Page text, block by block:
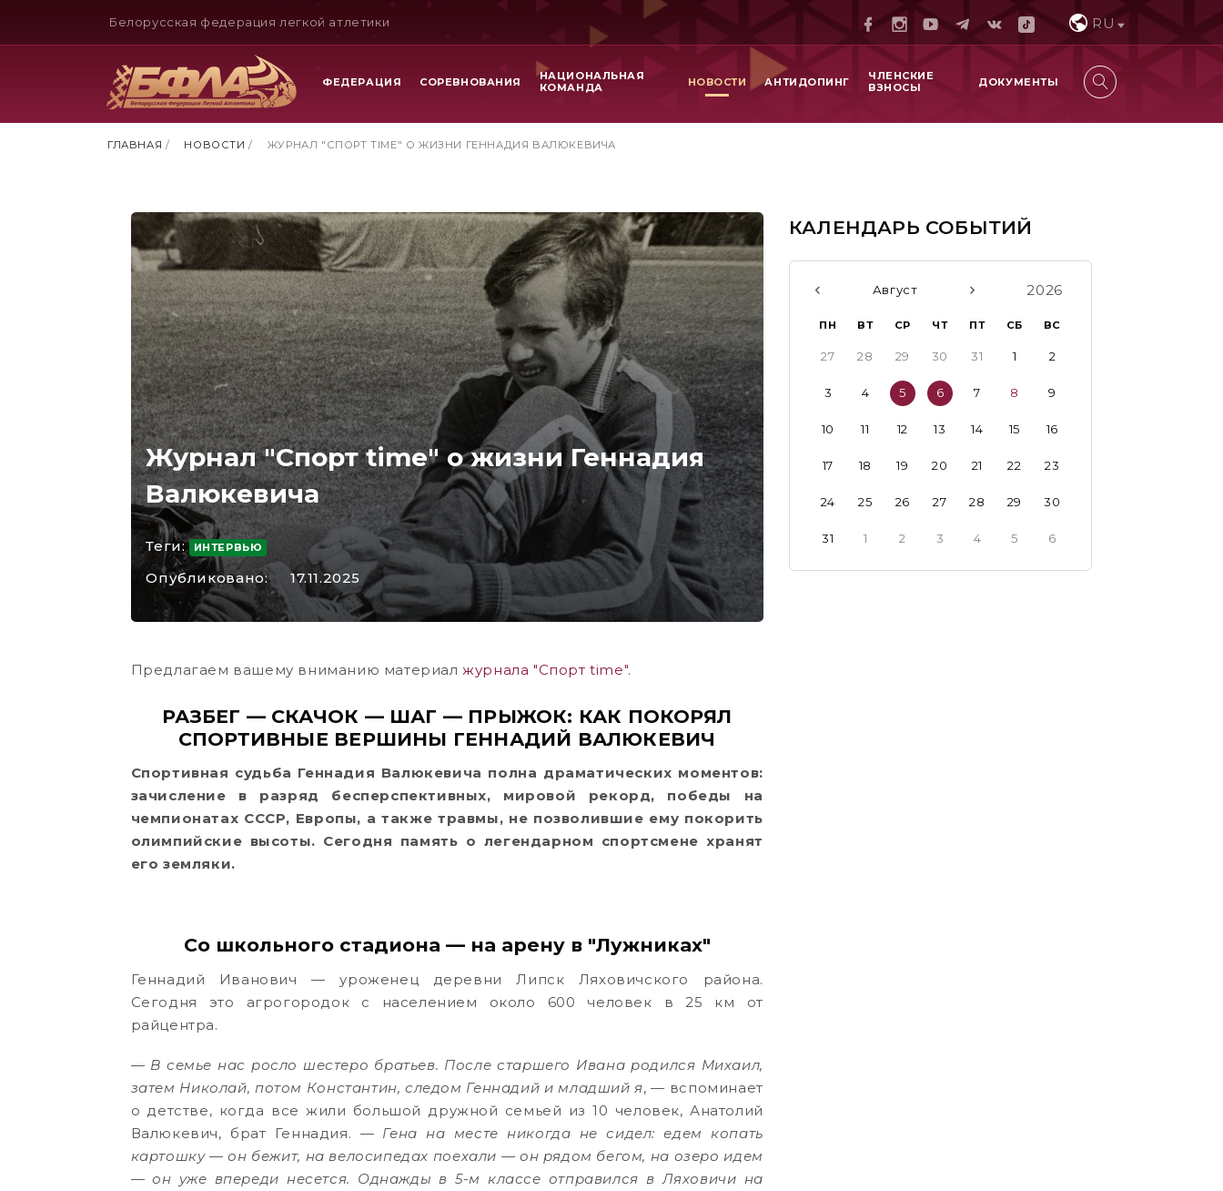
Белорусская федерация легкой атлетики RU
ФЕДЕРАЦИЯ СОРЕВНОВАНИЯ
НАЦИОНАЛЬНАЯ
КОМАНДА
НОВОСТИ АНТИДОПИНГ
ЧЛЕНСКИЕ
ВЗНОСЫ
ДОКУМЕНТЫ
ГЛАВНАЯ / НОВОСТИ / ЖУРНАЛ "СПОРТ TIME" О ЖИЗНИ ГЕННАДИЯ ВАЛЮКЕВИЧА
Журнал "Спорт time" о жизни Геннадия
Валюкевича
Теги: ИНТЕРВЬЮ
Опубликовано: 17.11.2025
Предлагаем вашему вниманию материалжурнала "Спорт time".
РАЗБЕГ — СКАЧОК — ШАГ — ПРЫЖОК: КАК ПОКОРЯЛ
СПОРТИВНЫЕ ВЕРШИНЫ ГЕННАДИЙ ВАЛЮКЕВИЧ
Спортивная судьба Геннадия Валюкевича полна драматических моментов:
зачисление в разряд бесперспективных, мировой рекорд, победы на
чемпионатах СССР, Европы, а также травмы, не позволившие ему покорить
олимпийские высоты. Сегодня память о легендарном спортсмене хранят
его земляки.
Со школьного стадиона — на арену в "Лужниках"
Геннадий Иванович — уроженец деревни Липск Ляховичского района.
Сегодня это агрогородок с населением около 600 человек в 25 км от
райцентра.
— В семье нас росло шестеро братьев. После старшего Ивана родился Михаил,
затем Николай, потом Константин, следом Геннадий и младший я, — вспоминает
о детстве, когда все жили большой дружной семьей из 10 человек, Анатолий
Валюкевич, брат Геннадия. — Гена на месте никогда не сидел: едем копать
картошку — он бежит, на велосипедах поехали — он рядом бегом, на озеро идем
— он уже впереди несется. Однажды в 5-м классе отправился в Ляховичи на
КАЛЕНДАРЬ СОБЫТИЙ
Август 2026
ПН ВТ СР ЧТ ПТ СБ ВС
27 28 29 30 31 1 2
3 4 5 6 7 8 9
10 11 12 13 14 15 16
17 18 19 20 21 22 23
24 25 26 27 28 29 30
31 1 2 3 4 5 6